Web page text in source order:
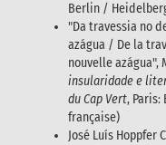
Berlin /
"Da travessia no
azágua / De la
nouvelle azágua",
insularidade e
du Cap Vert,
française)
José Luís Hoppfer